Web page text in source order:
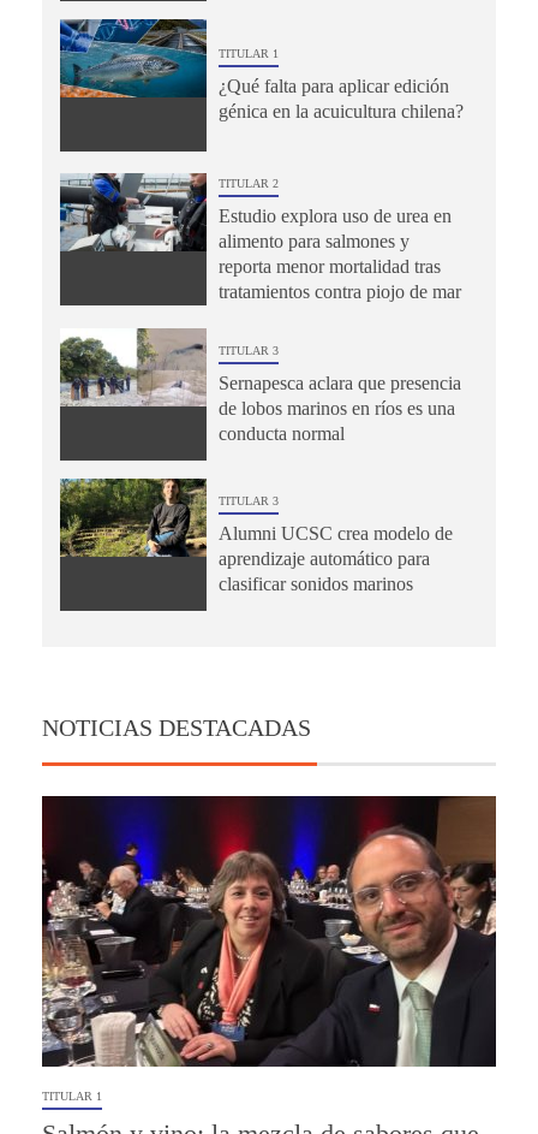
TITULAR 1
¿Qué falta para aplicar edición
génica en la acuicultura chilena?
TITULAR 2
Estudio explora uso de urea en
alimento para salmones y
reporta menor mortalidad tras
tratamientos contra piojo de mar
TITULAR 3
Sernapesca aclara que presencia
de lobos marinos en ríos es una
conducta normal
TITULAR 3
Alumni UCSC crea modelo de
aprendizaje automático para
clasificar sonidos marinos
NOTICIAS DESTACADAS
TITULAR 1